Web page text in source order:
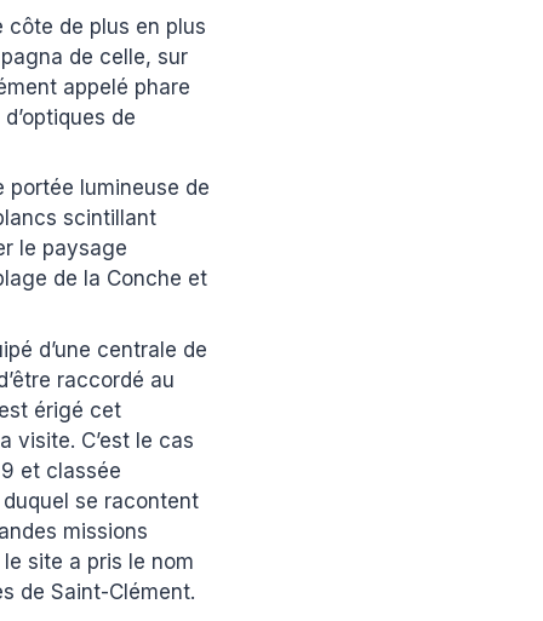
côte de plus en plus
de celle, sur
appelé phare
de
portée lumineuse de
scintillant
le paysage
de la Conche et
d’une centrale de
raccordé au
érigé cet
visite. C’est le cas
et classée
se racontent
missions
site a pris le nom
de Saint-Clément.